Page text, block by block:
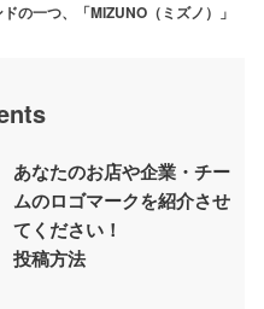
の一つ、「MIZUNO（ミズノ）」
あなたのお店や企業・チー
ムのロゴマークを紹介させ
てください！
投稿方法